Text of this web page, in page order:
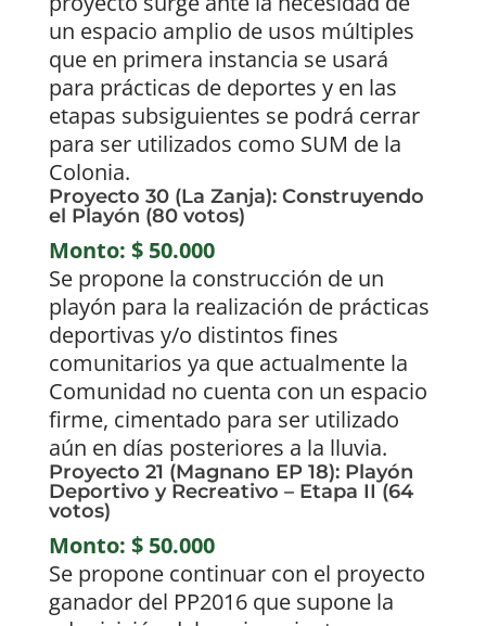
un espacio amplio de usos múltiples
que en primera instancia se usará
para prácticas de deportes y en las
etapas subsiguientes se podrá cerrar
para ser utilizados como SUM de la
Colonia.
Proyecto 30 (La Zanja): Construyendo
el Playón (80 votos)
Monto: $ 50.000
Se propone la construcción de un
playón para la realización de prácticas
deportivas y/o distintos fines
comunitarios ya que actualmente la
Comunidad no cuenta con un espacio
firme, cimentado para ser utilizado
aún en días posteriores a la lluvia.
Proyecto 21 (Magnano EP 18): Playón
Deportivo y Recreativo – Etapa II (64
votos)
Monto: $ 50.000
Se propone continuar con el proyecto
ganador del PP2016 que supone la